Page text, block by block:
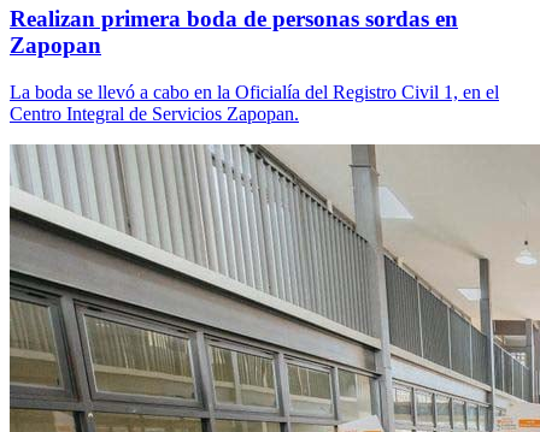
Realizan primera boda de personas sordas en
Zapopan
La boda se llevó a cabo en la Oficialía del Registro Civil 1, en el
Centro Integral de Servicios Zapopan.